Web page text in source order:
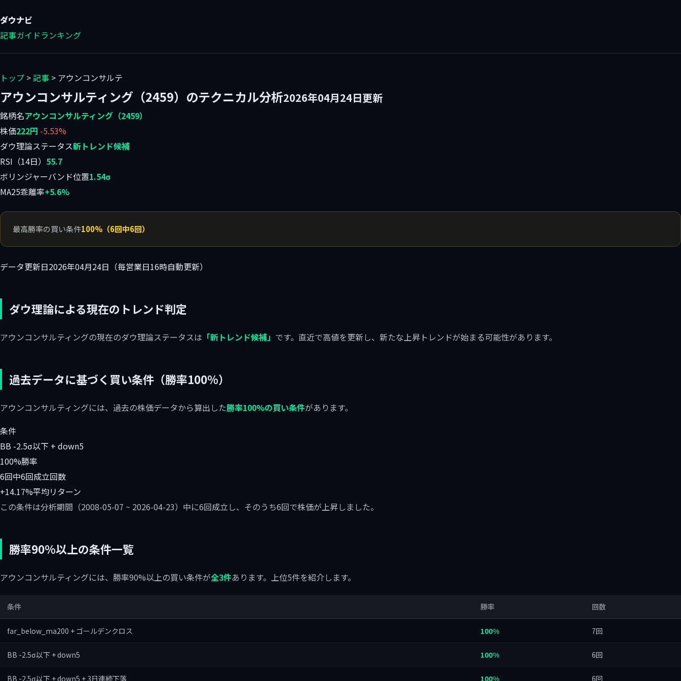
ダウナビ
記事ガイドランキング
トップ >記事 > アウンコンサルテ
アウンコンサルティング（2459）のテクニカル分析2026年04月24日更新
銘柄名アウンコンサルティング（2459）
株価222円 -5.53%
ダウ理論ステータス新トレンド候補
RSI（14日） 55.7
ボリンジャーバンド位置1.54σ
MA25乖離率+5.6%
最高勝率の買い条件100%（6回中6回）
データ更新日2026年04月24日（毎営業日16時自動更新）
ダウ理論による現在のトレンド判定
アウンコンサルティングの現在のダウ理論ステータスは 「新トレンド候補」 です。直近で高値を更新し、新たな上昇トレンドが始まる可能性があります。
過去データに基づく買い条件（勝率100%）
アウンコンサルティングには、過去の株価データから算出した勝率100%の買い条件があります。
条件
BB -2.5σ以下 + down5
100%勝率
6回中6回成立回数
+14.17%平均リターン
この条件は分析期間（2008-05-07 ~ 2026-04-23）中に6回成立し、そのうち6回で株価が上昇しました。
勝率90%以上の条件一覧
アウンコンサルティングには、勝率90%以上の買い条件が全3件あります。上位5件を紹介します。
条件 勝率 回数
far_below_ma200 + ゴールデンクロス 100% 7回
BB -2.5σ以下 + down5 100% 6回
BB -2.5σ以下 + down5 + 3日連続下落 100% 6回